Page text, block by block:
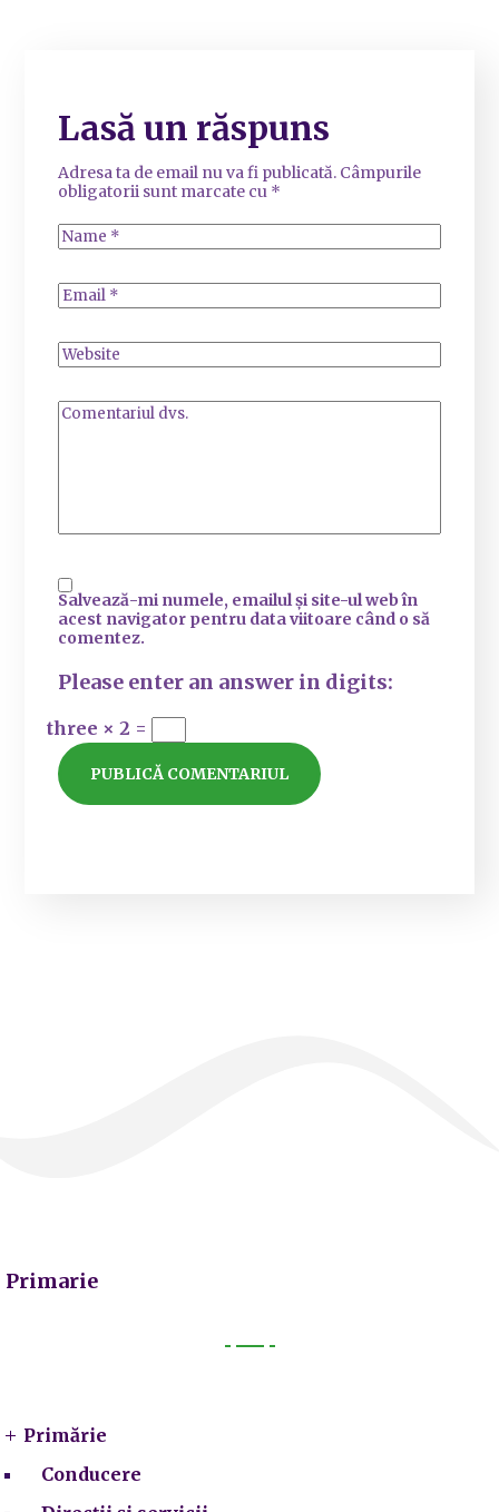
Lasă un răspuns
Adresa ta de email nu va fi publicată. Câmpurile
obligatorii sunt marcate cu *
Salvează-mi numele, emailul și site-ul web în
acest navigator pentru data viitoare când o să
comentez.
Please enter an answer in digits:
three × 2 =
Primarie
Primărie
Conducere